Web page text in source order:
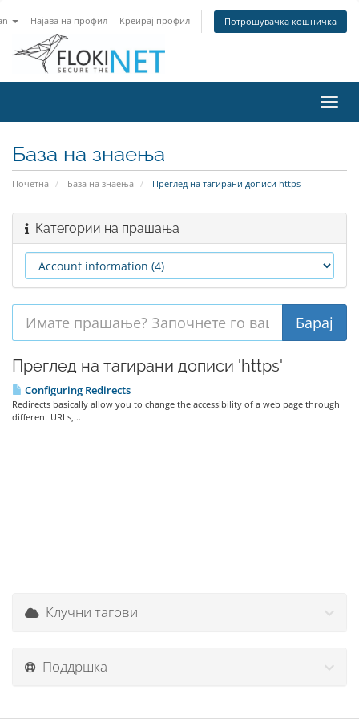
Најава на профил Креирај профил Потрошувачка кошничка
ја
База на знаења
Почетна База на знаења Преглед на тагирани дописи https
Категории на прашања
Преглед на тагирани дописи 'https'
Configuring Redirects
Redirects basically allow you to change the accessibility of a web page through
different URLs,...
Клучни тагови
Поддршка